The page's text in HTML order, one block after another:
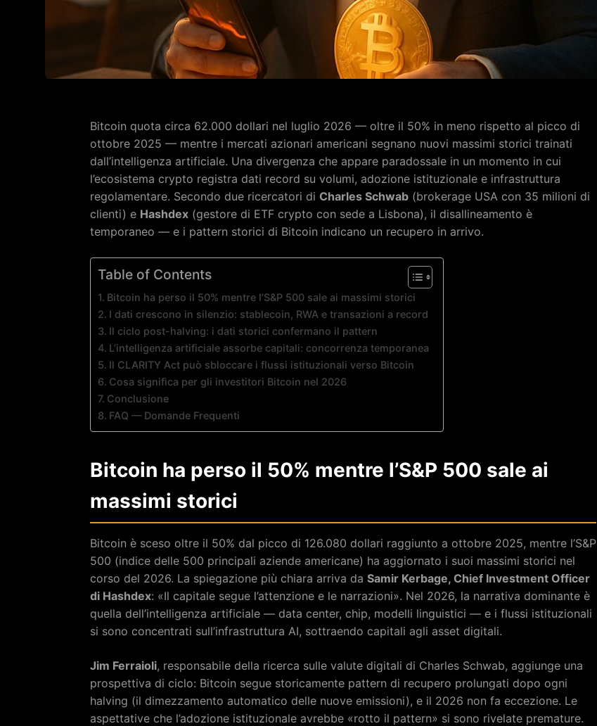
Bitcoin quota circa 62.000 dollari nel luglio 2026 — oltre il 50% in meno rispetto al picco di
ottobre 2025 — mentre i mercati azionari americani segnano nuovi massimi storici trainati
dall’intelligenza artificiale. Una divergenza che appare paradossale in un momento in cui
l’ecosistema crypto registra dati record su volumi, adozione istituzionale e infrastruttura
regolamentare. Secondo due ricercatori di Charles Schwab (brokerage USA con 35 milioni di
clienti) e Hashdex (gestore di ETF crypto con sede a Lisbona), il disallineamento è
temporaneo — e i pattern storici di Bitcoin indicano un recupero in arrivo.
Table of Contents
Bitcoin ha perso il 50% mentre l’S&P 500 sale ai massimi storici
I dati crescono in silenzio: stablecoin, RWA e transazioni a record
Il ciclo post-halving: i dati storici confermano il pattern
L’intelligenza artificiale assorbe capitali: concorrenza temporanea
Il CLARITY Act può sbloccare i flussi istituzionali verso Bitcoin
Cosa significa per gli investitori Bitcoin nel 2026
Conclusione
FAQ — Domande Frequenti
Bitcoin ha perso il 50% mentre l’S&P 500 sale ai
massimi storici
Bitcoin è sceso oltre il 50% dal picco di 126.080 dollari raggiunto a ottobre 2025, mentre l’S&P
500 (indice delle 500 principali aziende americane) ha aggiornato i suoi massimi storici nel
corso del 2026. La spiegazione più chiara arriva da Samir Kerbage, Chief Investment Officer
di Hashdex: «Il capitale segue l’attenzione e le narrazioni». Nel 2026, la narrativa dominante è
quella dell’intelligenza artificiale — data center, chip, modelli linguistici — e i flussi istituzionali
si sono concentrati sull’infrastruttura AI, sottraendo capitali agli asset digitali.
Jim Ferraioli, responsabile della ricerca sulle valute digitali di Charles Schwab, aggiunge una
prospettiva di ciclo: Bitcoin segue storicamente pattern di recupero prolungati dopo ogni
halving (il dimezzamento automatico delle nuove emissioni), e il 2026 non fa eccezione. Le
aspettative che l’adozione istituzionale avrebbe «rotto il pattern» si sono rivelate premature.